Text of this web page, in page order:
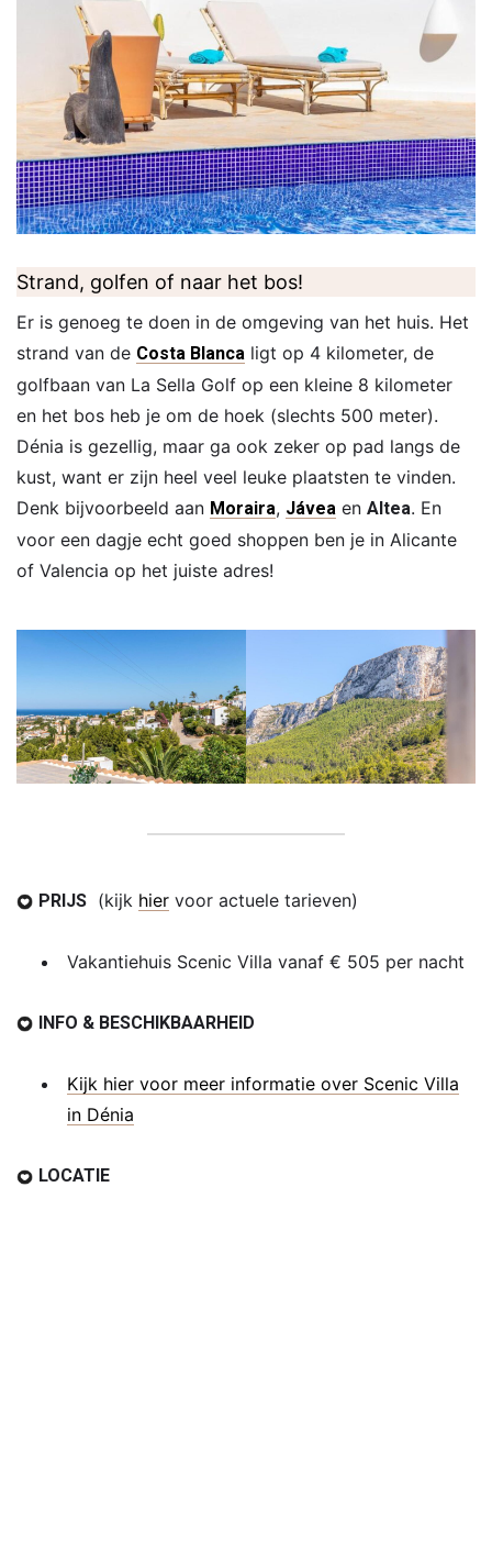
Strand, golfen of naar het bos!
Er is genoeg te doen in de omgeving van het huis. Het
strand van de Costa Blanca ligt op 4 kilometer, de
golfbaan van La Sella Golf op een kleine 8 kilometer
en het bos heb je om de hoek (slechts 500 meter).
Dénia is gezellig, maar ga ook zeker op pad langs de
kust, want er zijn heel veel leuke plaatsten te vinden.
Denk bijvoorbeeld aan Moraira, Jávea en Altea. En
voor een dagje echt goed shoppen ben je in Alicante
of Valencia op het juiste adres!
PRIJS (kijk hier voor actuele tarieven)
Vakantiehuis Scenic Villa vanaf € 505 per nacht
INFO & BESCHIKBAARHEID
Kijk hier voor meer informatie over Scenic Villa
in Dénia
LOCATIE